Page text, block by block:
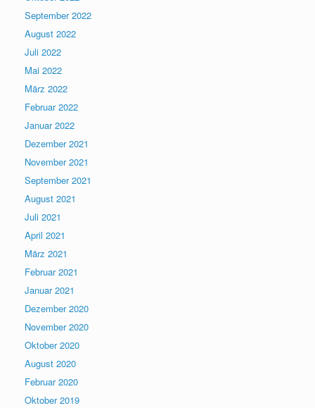
September 2022
August 2022
Juli 2022
Mai 2022
März 2022
Februar 2022
Januar 2022
Dezember 2021
November 2021
September 2021
August 2021
Juli 2021
April 2021
März 2021
Februar 2021
Januar 2021
Dezember 2020
November 2020
Oktober 2020
August 2020
Februar 2020
Oktober 2019